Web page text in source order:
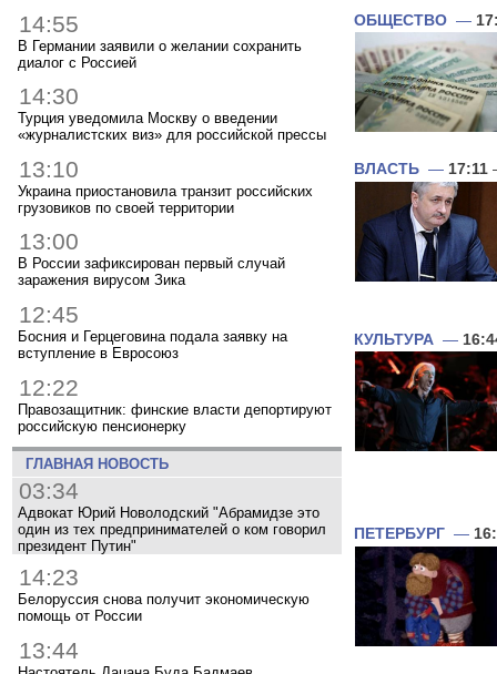
14:55
В Германии заявили о желании сохранить
диалог с Россией
14:30
Турция уведомила Москву о введении
«журналистских виз» для российской прессы
13:10
Украина приостановила транзит российских
грузовиков по своей территории
13:00
В России зафиксирован первый случай
заражения вирусом Зика
12:45
Босния и Герцеговина подала заявку на
вступление в Евросоюз
12:22
Правозащитник: финские власти депортируют
российскую пенсионерку
ГЛАВНАЯ НОВОСТЬ
03:34
Адвокат Юрий Новолодский "Абрамидзе это
один из тех предпринимателей о ком говорил
президент Путин"
14:23
Белоруссия снова получит экономическую
помощь от России
13:44
ОБЩЕСТВО —
ВЛАСТЬ — 17:11
КУЛЬТУРА —
ПЕТЕРБУРГ —